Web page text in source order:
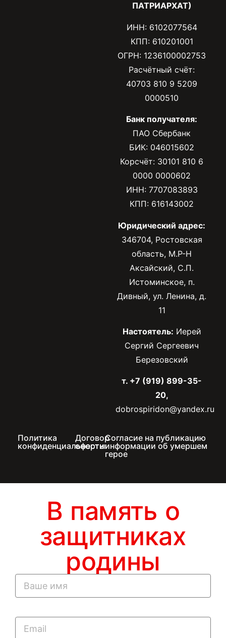
ПАТРИАРХАТ)
ИНН: 6102077564
КПП: 610201001
ОГРН: 1236100002753
Расчётный счёт:
40703 810 9 5209
0000510
Банк получателя:
ПАО Сбербанк
БИК: 046015602
Корсчёт: 30101 810 6
0000 0000602
ИНН: 7707083893
КПП: 616143002
Юридический адрес:
346704, Ростовская
область, М.Р-Н
Аксайский, С.П.
Истоминское, п.
Дивный, ул. Ленина, д.
11
Настоятель: Иерей
Сергий Сергеевич
Березовский
т. +7 (919) 899-35-
20,
dobrospiridon@yandex.ru
Политика
конфиденциальности
Договор
оферты
Согласие на публикацию
информации об умершем
герое
В память о
защитниках
родины